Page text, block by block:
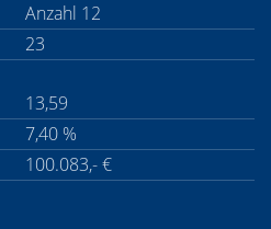
Anzahl 12
23
13,59
7,40 %
100.083,- €